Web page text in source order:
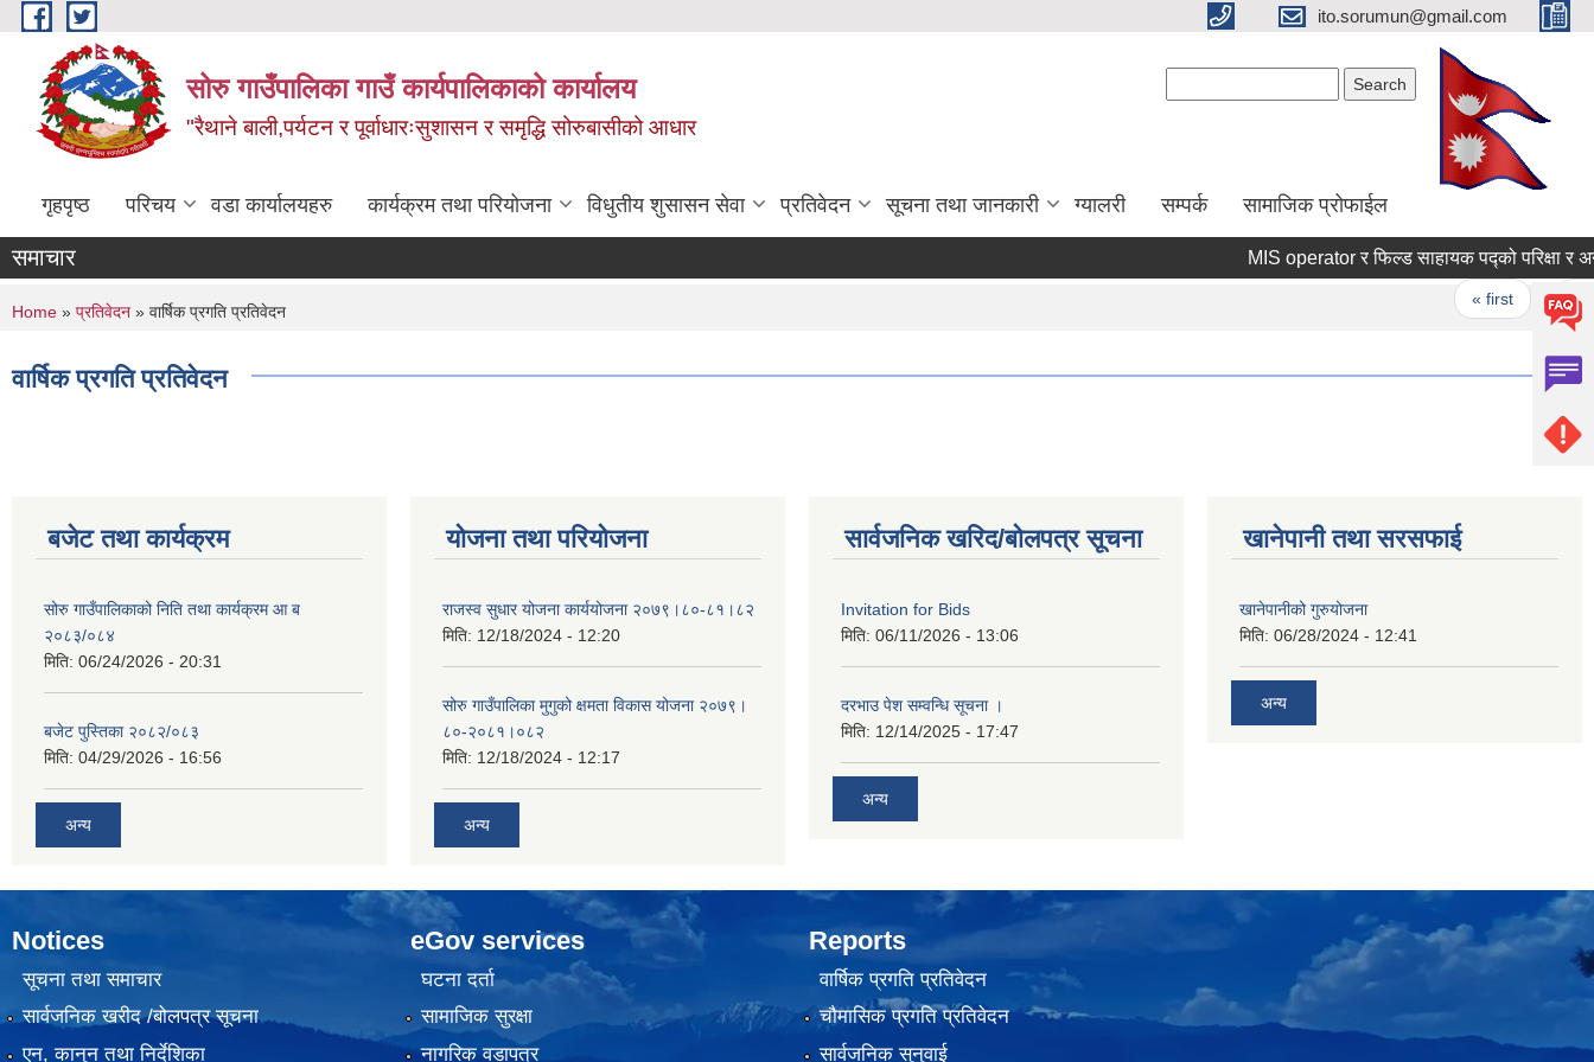
Skip to main content ito.sorumun@gmail.com
सोरु गाउँपालिका गाउँ कार्यपालिकाको कार्यालय
"रैथाने बाली,पर्यटन र पूर्वाधारःसुशासन र समृद्धि सोरुबासीको आधार
गृहपृष्ठ परिचय वडा कार्यालयहरु कार्यक्रम तथा परियोजना विधुतीय शुसासन सेवा प्रतिवेदन सूचना तथा जानकारी ग्यालरी सम्पर्क सामाजिक प्रोफाईल
समाचार MIS operator र फिल्ड साहायक पद्को परिक्षा र
« first ‹
You are here
Home » प्रतिवेदन » वार्षिक प्रगति प्रतिवेदन
वार्षिक प्रगति प्रतिवेदन
बजेट तथा कार्यक्रम
सोरु गाउँपालिकाको निति तथा कार्यक्रम आ ब
२०८३/०८४
मिति: 06/24/2026 - 20:31
बजेट पुस्तिका २०८२/०८३
मिति: 04/29/2026 - 16:56
अन्य
योजना तथा परियोजना
राजस्व सुधार योजना कार्ययोजना २०७९।८०-८१।८२
मिति: 12/18/2024 - 12:20
सोरु गाउँपालिका मुगुको क्षमता विकास योजना २०७९।
८०-२०८१।०८२
मिति: 12/18/2024 - 12:17
अन्य
सार्वजनिक खरिद/बोलपत्र सूचना
Invitation for Bids
मिति: 06/11/2026 - 13:06
दरभाउ पेश सम्वन्धि सूचना ।
मिति: 12/14/2025 - 17:47
अन्य
खानेपानी तथा सरसफाई
खानेपानीको गुरुयोजना
मिति: 06/28/2024 - 12:41
अन्य
Notices
सूचना तथा समाचार
सार्वजनिक खरीद /बोलपत्र सूचना
एन, कानुन तथा निर्देशिका
eGov services
घटना दर्ता
सामाजिक सुरक्षा
नागरिक वडापत्र
Reports
वार्षिक प्रगति प्रतिवेदन
चौमासिक प्रगति प्रतिवेदन
सार्वजनिक सुनुवाई